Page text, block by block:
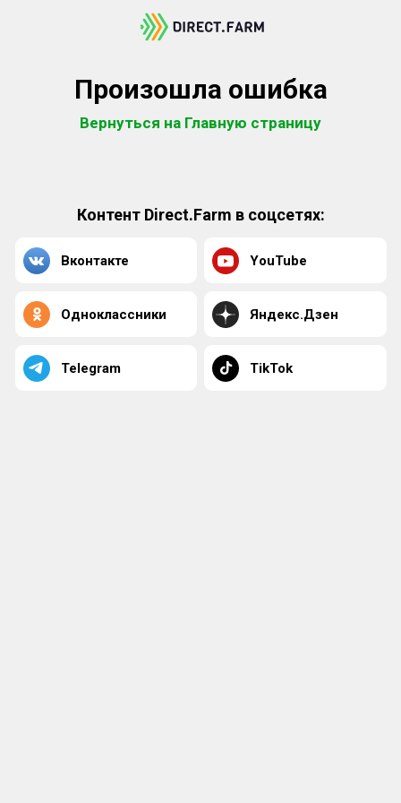
Произошла ошибка
Вернуться на Главную страницу
Контент Direct.Farm в соцсетях:
Вконтакте YouTube
Одноклассники Яндекс.Дзен
Telegram TikTok